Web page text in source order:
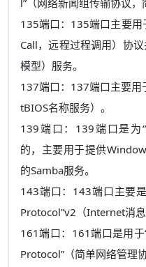
l”（网络新闻组传输协议，
135端口：135端口主要用
Call，远程过程调用）协
模型）服务。
137端口：137端口主要用
tBIOS名称服务）。
139端口：139端口是为
的，主要用于提供
的Samba服务。
143端口：143端口主要
Protocol”v2（Internet消
161端口：161端口是用
Protocol”（简单网络管理